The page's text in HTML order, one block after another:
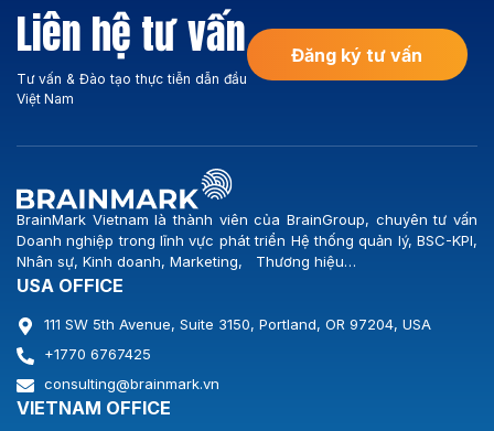
Liên hệ tư vấn
Tư vấn & Đào tạo thực tiễn dẫn đầu
Việt Nam
Đăng ký tư vấn
BrainMark Vietnam là thành viên của BrainGroup, chuyên tư vấn
Doanh nghiệp trong lĩnh vực phát triển Hệ thống quản lý, BSC-KPI,
Nhân sự, Kinh doanh, Marketing, Thương hiệu…
USA OFFICE
111 SW 5th Avenue, Suite 3150, Portland, OR 97204, USA
+1770 6767425
consulting@brainmark.vn
VIETNAM OFFICE